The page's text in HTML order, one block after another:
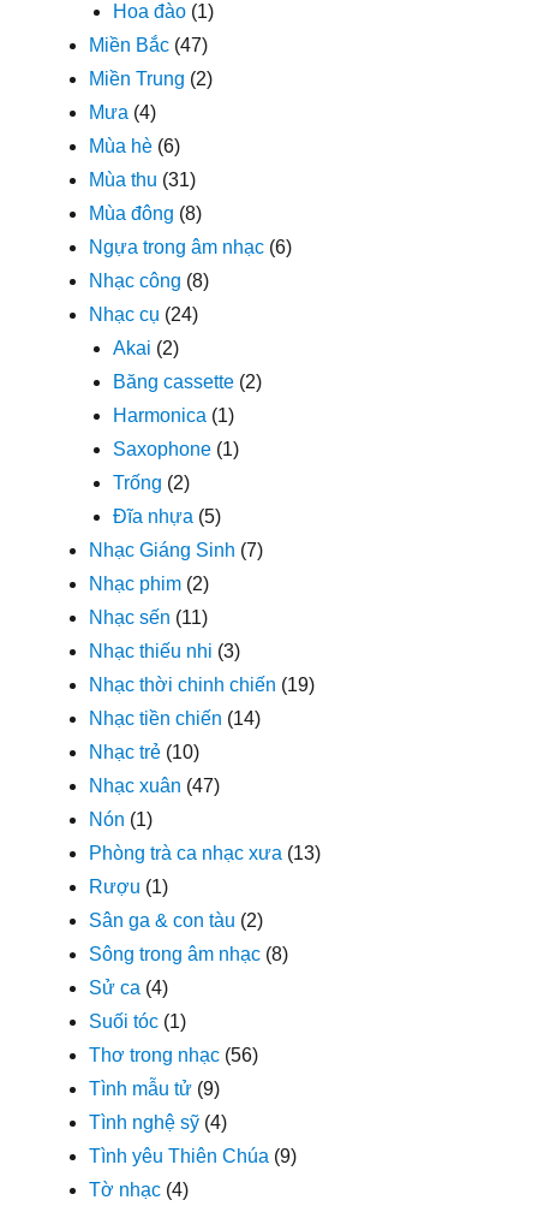
Hoa đào (1)
Miền Bắc (47)
Miền Trung (2)
Mưa (4)
Mùa hè (6)
Mùa thu (31)
Mùa đông (8)
Ngựa trong âm nhạc (6)
Nhạc công (8)
Nhạc cụ (24)
Akai (2)
Băng cassette (2)
Harmonica (1)
Saxophone (1)
Trống (2)
Đĩa nhựa (5)
Nhạc Giáng Sinh (7)
Nhạc phim (2)
Nhạc sến (11)
Nhạc thiếu nhi (3)
Nhạc thời chinh chiến (19)
Nhạc tiền chiến (14)
Nhạc trẻ (10)
Nhạc xuân (47)
Nón (1)
Phòng trà ca nhạc xưa (13)
Rượu (1)
Sân ga & con tàu (2)
Sông trong âm nhạc (8)
Sử ca (4)
Suối tóc (1)
Thơ trong nhạc (56)
Tình mẫu tử (9)
Tình nghệ sỹ (4)
Tình yêu Thiên Chúa (9)
Tờ nhạc (4)